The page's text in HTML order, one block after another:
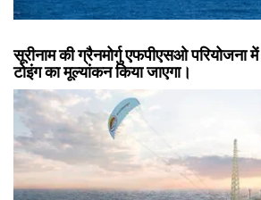
सूरीनाम की ग्रैनमोर्गु एफपीएसओ परियोजना
टोइंग का मूल्यांकन किया जाएगा।